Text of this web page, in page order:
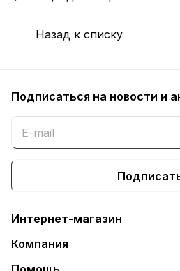
Назад к списку
Подписаться на новости и
Интернет-магазин
Компания